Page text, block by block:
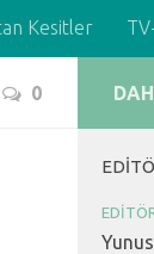
Kesitler
0